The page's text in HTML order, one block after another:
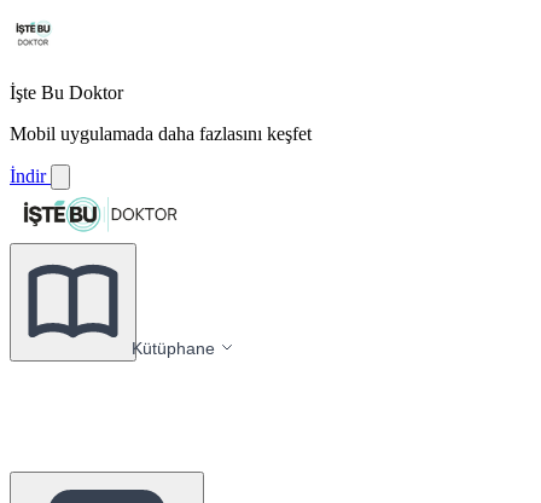
İşte Bu Doktor
Mobil uygulamada daha fazlasını keşfet
İndir
Kütüphane